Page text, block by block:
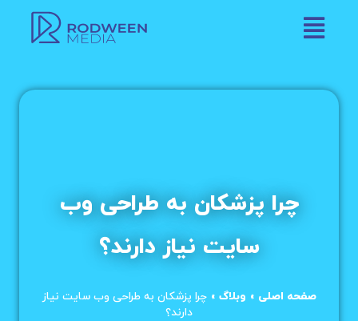
چرا پزشکان به طراحی وب
سایت نیاز دارند؟
صفحه اصلی » وبلاگ »چرا پزشکان به طراحی وب سایت نیاز
دارند؟